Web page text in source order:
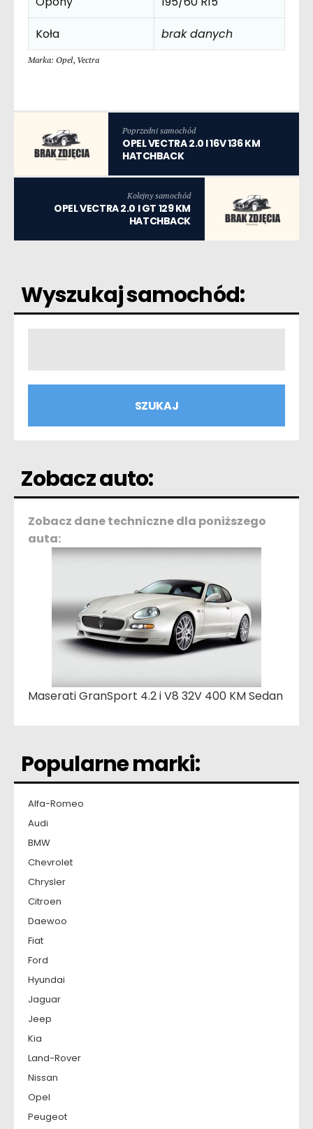
Koła
brak danych
Marka: Opel, Vectra
Poprzedni samochód
OPEL VECTRA 2.0 I 16V 136 KM
HATCHBACK
Kolejny samochód
OPEL VECTRA 2.0 I GT 129 KM
HATCHBACK
Wyszukaj samochód:
Zobacz auto:
Zobacz dane techniczne dla poniższego
auta:
Maserati GranSport 4.2 i V8 32V 400 KM Sedan
Popularne marki:
Alfa-Romeo
Audi
BMW
Chevrolet
Chrysler
Citroen
Daewoo
Fiat
Ford
Hyundai
Jaguar
Jeep
Kia
Land-Rover
Nissan
Opel
Peugeot